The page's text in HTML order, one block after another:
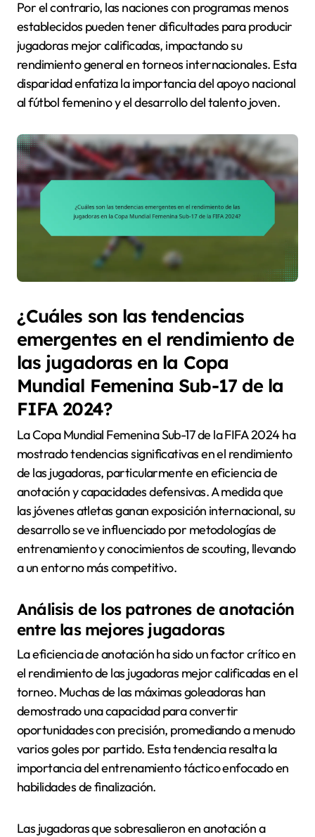
Por el contrario, las naciones con programas menos
establecidos pueden tener dificultades para producir
jugadoras mejor calificadas, impactando su
rendimiento general en torneos internacionales. Esta
disparidad enfatiza la importancia del apoyo nacional
al fútbol femenino y el desarrollo del talento joven.
¿Cuáles son las tendencias
emergentes en el rendimiento de
las jugadoras en la Copa
Mundial Femenina Sub-17 de la
FIFA 2024?
La Copa Mundial Femenina Sub-17 de la FIFA 2024 ha
mostrado tendencias significativas en el rendimiento
de las jugadoras, particularmente en eficiencia de
anotación y capacidades defensivas. A medida que
las jóvenes atletas ganan exposición internacional, su
desarrollo se ve influenciado por metodologías de
entrenamiento y conocimientos de scouting, llevando
a un entorno más competitivo.
Análisis de los patrones de anotación
entre las mejores jugadoras
La eficiencia de anotación ha sido un factor crítico en
el rendimiento de las jugadoras mejor calificadas en el
torneo. Muchas de las máximas goleadoras han
demostrado una capacidad para convertir
oportunidades con precisión, promediando a menudo
varios goles por partido. Esta tendencia resalta la
importancia del entrenamiento táctico enfocado en
habilidades de finalización.
Las jugadoras que sobresalieron en anotación a